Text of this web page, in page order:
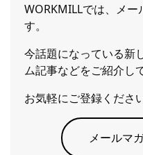
WORKMILLでは、メー
す。
今話題になっている新
ム記事などをご紹介し
お気軽にご登録くださ
メールマ